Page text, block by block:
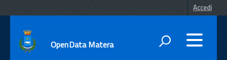
Accedi
OpenData Matera